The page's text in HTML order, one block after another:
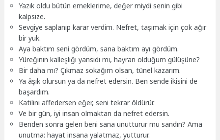
Yazık oldu bütün emeklerime, değer miydi senin gibi
kalpsize.
Sevgiye saplanıp karar verdim. Nefret, taşımak için çok ağır
bir yük.
Aya baktım seni gördüm, sana baktım ayı gördüm.
Yüreğinin kalleşliği yansıdı mı, hayran olduğum gülüşüne?
Bir daha mı? Çıkmaz sokağım olsan, tünel kazarım.
Ya âşık olursun ya da nefret edersin. Ben sende ikisini de
başardım.
Katilini affedersen eğer, seni tekrar öldürür.
Ve bir gün, iyi insan olmaktan da nefret edersin.
Benden sonra gelen beni sana unutturur mu sandın? Ama
unutma: hayat insana yalatmaz, yutturur.